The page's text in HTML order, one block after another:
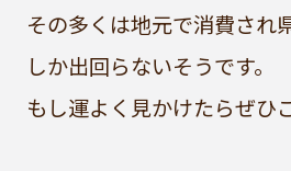
その多くは地元で消費され
しか出回らないそうです。
もし運よく見かけたらぜひ